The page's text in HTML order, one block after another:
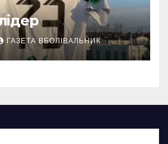
ГАЗЕТА ВБОЛІВАЛЬНИК